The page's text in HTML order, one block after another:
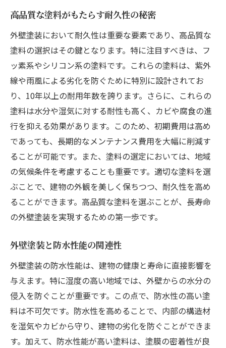
高品質な塗料がもたらす耐久性の秘密
外壁塗装において耐久性は重要な要素であり、高品質な
塗料の選択はその鍵となります。特に注目すべきは、フ
ッ素系やシリコン系の塗料です。これらの塗料は、紫外
線や雨風による劣化を防ぐために特別に設計されてお
り、10年以上の耐用年数を誇ります。さらに、これらの
塗料は水分や湿気に対する耐性も高く、カビや腐食の進
行を抑える効果があります。このため、初期費用は高め
であっても、長期的なメンテナンス費用を大幅に削減す
ることが可能です。また、塗料の選定においては、地域
の気候条件を考慮することも重要です。適切な塗料を選
ぶことで、建物の外観を美しく保ちつつ、耐久性を高め
ることができます。高品質な塗料を選ぶことが、長寿命
の外壁塗装を実現するための第一歩です。
外壁塗装と防水性能の関連性
外壁塗装の防水性能は、建物の健康と寿命に直接影響を
与えます。特に湿度の高い地域では、外壁からの水分の
侵入を防ぐことが重要です。この点で、防水性の高い塗
料は不可欠です。防水性を高めることで、内部の構造材
を湿気やカビから守り、建物の劣化を防ぐことができま
す。加えて、防水性能が高い塗料は、塗膜の密着性が良